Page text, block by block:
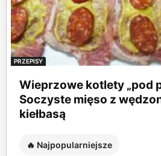
PRZEPISY
Wieprzowe kotlety „pod
Soczyste mięso z
kiełbasą
🔥 Najpopularniejsze